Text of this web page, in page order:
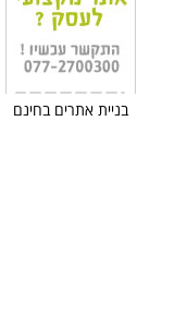
בניית אתרים בחינם